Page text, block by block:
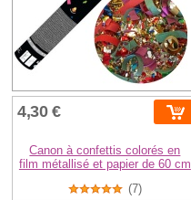
4,30 €
Canon à confettis colorés en
film métallisé et papier de 60 cm
(7)